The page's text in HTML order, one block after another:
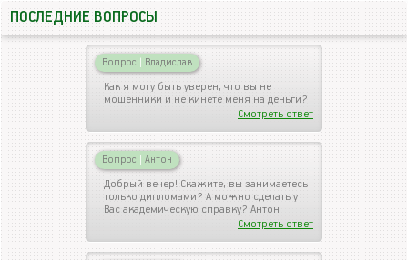
ПОСЛЕДНИЕ ВОПРОСЫ
Вопрос | Владислав
Как я могу быть уверен, что вы не
мошенники и не кинете меня на деньги?
Смотреть ответ
Вопрос | Антон
Добрый вечер! Скажите, вы занимаетесь
только дипломами? А можно сделать у
Вас академическую справку? Антон
Смотреть ответ